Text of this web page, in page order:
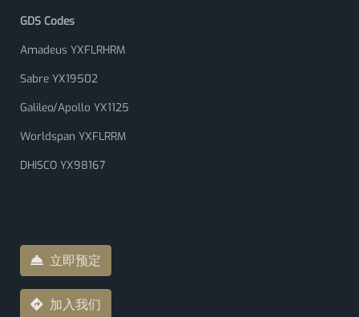
GDS Codes
Amadeus YXFLRHRM
Sabre YX19502
Galileo/Apollo YX1125
Worldspan YXFLRRM
DHISCO YX98167
立即预定
加入我们